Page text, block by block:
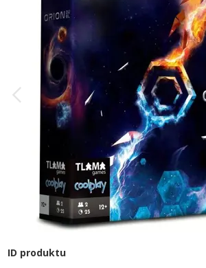
ID produktu